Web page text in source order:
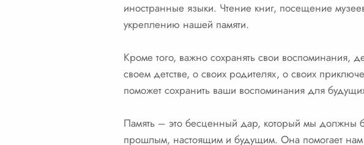
иностранные языки. Чтение книг, посещение
укреплению нашей памяти.
Кроме того, важно сохранять свои воспоминания,
своем детстве, о своих родителях, о своих
поможет сохранить ваши воспоминания для
Память – это бесценный дар, который мы должны
прошлым, настоящим и будущим. Она помогает нам